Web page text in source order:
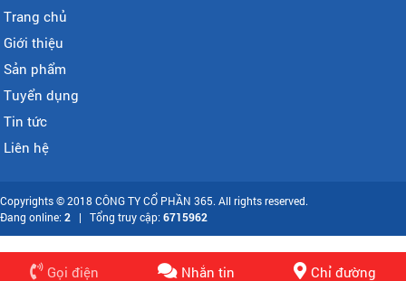
Trang chủ
Giới thiệu
Sản phẩm
Tuyển dụng
Tin tức
Liên hệ
Copyrights © 2018 CÔNG TY CỔ PHẦN 365. All rights reserved.
Đang online: 2 | Tổng truy cập: 6715962
Gọi điện Nhắn tin Chỉ đường